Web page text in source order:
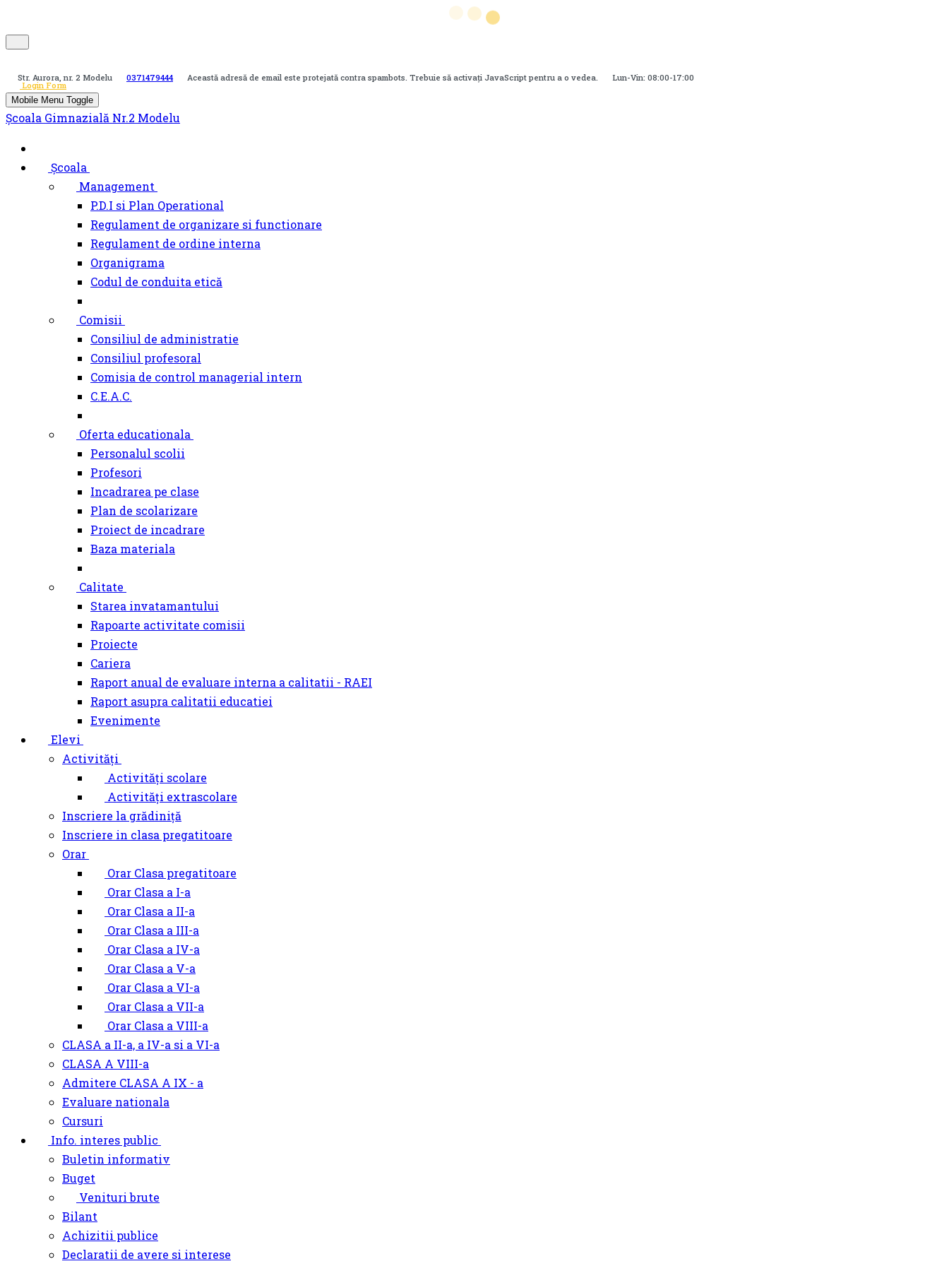
Str. Aurora, nr. 2 Modelu 0371479444 Această adresă de email este protejată contra spambots. Trebuie să activați JavaScript pentru a o vedea. Lun-Vin: 08:00-17:00
Login Form
Mobile Menu Toggle
Școala Gimnazială Nr.2 Modelu
Școala
Management
P.D.I si Plan Operational
Regulament de organizare si functionare
Regulament de ordine interna
Organigrama
Codul de conduita etică
Comisii
Consiliul de administratie
Consiliul profesoral
Comisia de control managerial intern
C.E.A.C.
Oferta educationala
Personalul scolii
Profesori
Incadrarea pe clase
Plan de scolarizare
Proiect de incadrare
Baza materiala
Calitate
Starea invatamantului
Rapoarte activitate comisii
Proiecte
Cariera
Raport anual de evaluare interna a calitatii - RAEI
Raport asupra calitatii educatiei
Evenimente
Elevi
Activități
Activități scolare
Activități extrascolare
Inscriere la grădiniță
Inscriere in clasa pregatitoare
Orar
Orar Clasa pregatitoare
Orar Clasa a I-a
Orar Clasa a II-a
Orar Clasa a III-a
Orar Clasa a IV-a
Orar Clasa a V-a
Orar Clasa a VI-a
Orar Clasa a VII-a
Orar Clasa a VIII-a
CLASA a II-a, a IV-a si a VI-a
CLASA A VIII-a
Admitere CLASA A IX - a
Evaluare nationala
Cursuri
Info. interes public
Buletin informativ
Buget
Venituri brute
Bilant
Achizitii publice
Declaratii de avere si interese